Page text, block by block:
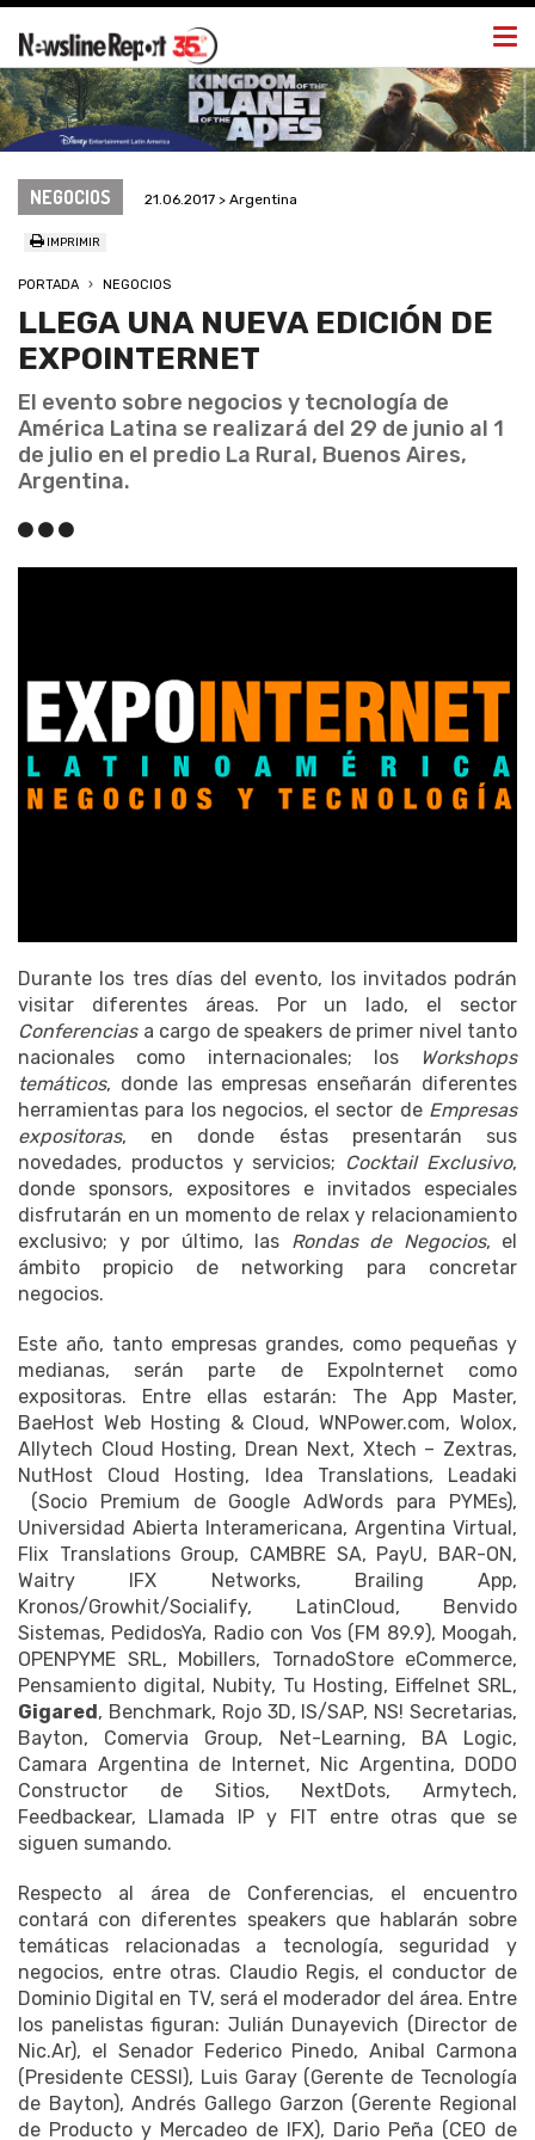
NEGOCIOS 21.06.2017 > Argentina
IMPRIMIR
PORTADA NEGOCIOS
LLEGA UNA NUEVA EDICIÓN DE
EXPOINTERNET
El evento sobre negocios y tecnología de
América Latina se realizará del 29 de junio al 1
de julio en el predio La Rural, Buenos Aires,
Argentina.
Durante los tres días del evento, los invitados podrán
visitar diferentes áreas. Por un lado, el sector
Conferenciasa cargo de speakers de primer nivel tanto
nacionales como internacionales; los
Workshops
temáticos, donde las empresas enseñarán diferentes
herramientas para los negocios, el sector de Empresas
expositoras, en donde éstas presentarán sus
novedades, productos y servicios; Cocktail Exclusivo,
donde sponsors, expositores e invitados especiales
disfrutarán en un momento de relax y relacionamiento
exclusivo; y por último, las Rondas de Negocios, el
ámbito propicio de networking para concretar
negocios.
Este año, tanto empresas grandes, como pequeñas y
medianas, serán parte de ExpoInternet como
expositoras. Entre ellas estarán: The App Master,
BaeHost Web Hosting & Cloud, WNPower.com, Wolox,
Allytech Cloud Hosting, Drean Next, Xtech – Zextras,
NutHost Cloud Hosting, Idea Translations, Leadaki
(Socio Premium de Google AdWords para PYMEs),
Universidad Abierta Interamericana, Argentina Virtual,
Flix Translations Group, CAMBRE SA, PayU, BAR-ON,
Waitry IFX Networks, Brailing App,
Kronos/Growhit/Socialify, LatinCloud, Benvido
Sistemas, PedidosYa, Radio con Vos (FM 89.9), Moogah,
OPENPYME SRL, Mobillers, TornadoStore eCommerce,
Pensamiento digital, Nubity, Tu Hosting, Eiffelnet SRL,
Gigared, Benchmark, Rojo 3D, IS/SAP, NS! Secretarias,
Bayton, Comervia Group, Net-Learning, BA Logic,
Camara Argentina de Internet, Nic Argentina, DODO
Constructor de Sitios, NextDots, Armytech,
Feedbackear, Llamada IP y FIT entre otras que se
siguen sumando.
Respecto al área de Conferencias, el encuentro
contará con diferentes speakers que hablarán sobre
temáticas relacionadas a tecnología, seguridad y
negocios, entre otras. Claudio Regis, el conductor de
Dominio Digital en TV, será el moderador del área. Entre
los panelistas figuran: Julián Dunayevich (Director de
Nic.Ar), el Senador Federico Pinedo, Anibal Carmona
(Presidente CESSI), Luis Garay (Gerente de Tecnología
de Bayton), Andrés Gallego Garzon (Gerente Regional
de Producto y Mercadeo de IFX), Dario Peña (CEO de